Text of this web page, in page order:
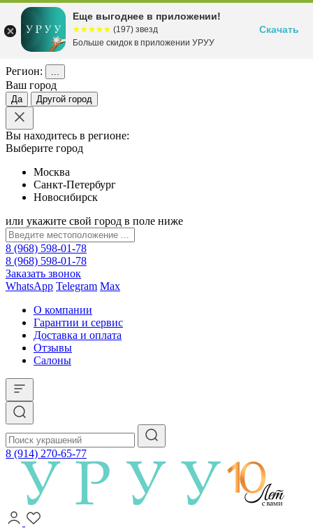
Регион: ...
Ваш город
Да Другой город
Вы находитесь в регионе:
Выберите город
Москва
Санкт-Петербург
Новосибирск
или укажите свой город в поле ниже
8 (968) 598-01-78
8 (968) 598-01-78
Заказать звонок
WhatsApp Telegram Max
О компании
Гарантии и сервис
Доставка и оплата
Отзывы
Салоны
8 (914) 270-65-77
Еще выгоднее в приложении!
☆☆☆☆☆
★★★★★ (197) звезд
Больше скидок в приложении УРУУ
Скачать